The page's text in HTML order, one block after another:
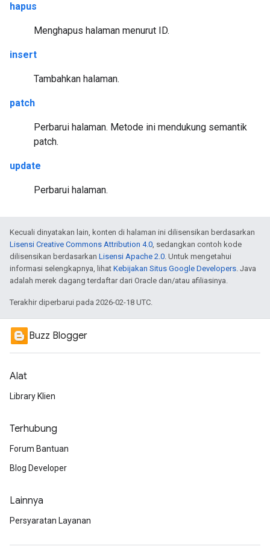
hapus
Menghapus halaman menurut ID.
insert
Tambahkan halaman.
patch
Perbarui halaman. Metode ini mendukung semantik
patch.
update
Perbarui halaman.
Kecuali dinyatakan lain, konten di halaman ini dilisensikan berdasarkan
Lisensi Creative Commons Attribution 4.0, sedangkan contoh kode
dilisensikan berdasarkan Lisensi Apache 2.0. Untuk mengetahui
informasi selengkapnya, lihat Kebijakan Situs Google Developers. Java
adalah merek dagang terdaftar dari Oracle dan/atau afiliasinya.
Terakhir diperbarui pada 2026-02-18 UTC.
Buzz Blogger
Alat
Library Klien
Terhubung
Forum Bantuan
Blog Developer
Lainnya
Persyaratan Layanan